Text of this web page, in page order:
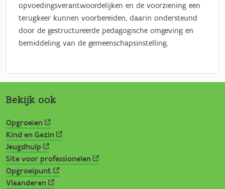
opvoedingsverantwoordelijken en de voorziening een
terugkeer kunnen voorbereiden, daarin ondersteund
door de gestructureerde pedagogische omgeving en
bemiddeling van de gemeenschapsinstelling.
Bekijk ook
Opgroeien
Kind en Gezin
Jeugdhulp
Site voor professionelen
Opgroeipunt
Vlaanderen